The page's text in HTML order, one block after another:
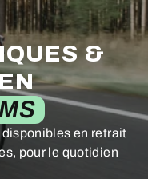
&
en retrait
pour le quotidien